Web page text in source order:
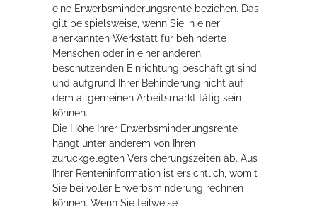
Spaß unter prickelnden Wasserfällen, das rauschende Meer im
Wellenbecken oder doch lieber die pure Entspannung auf der
Sprudelliege im Solebecken?
mehr dazu...
eine Erwerbsminderungsrente beziehen. Das
gilt beispielsweise, wenn Sie in einer
anerkannten Werkstatt für behinderte
Menschen oder in einer anderen
beschützenden Einrichtung beschäftigt sind
und aufgrund Ihrer Behinderung nicht auf
dem allgemeinen Arbeitsmarkt tätig sein
können.
Die Höhe Ihrer Erwerbsminderungsrente
hängt unter anderem von Ihren
zurückgelegten Versicherungszeiten ab. Aus
Ihrer Renteninformation ist ersichtlich, womit
Sie bei voller Erwerbsminderung rechnen
können. Wenn Sie teilweise